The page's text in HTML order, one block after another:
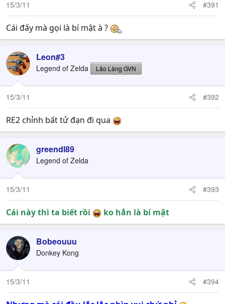
15/3/11 #391
Cái đấy mà gọi là bí mật à ?
Leon#3
Legend of Zelda Lão Làng GVN
15/3/11 #392
RE2 chỉnh bất tử đạn đi qua
greendl89
Legend of Zelda
15/3/11 #393
Cái này thì ta biết rồi ko hẳn là bí mật
Bobeouuu
Donkey Kong
15/3/11 #394